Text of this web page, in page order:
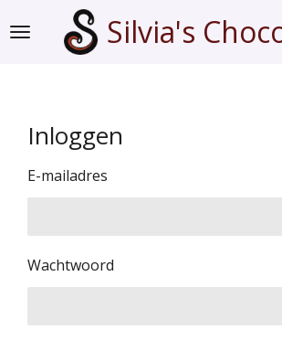
direct
Silvia's
Inloggen
E-mailadres
Wachtwoord